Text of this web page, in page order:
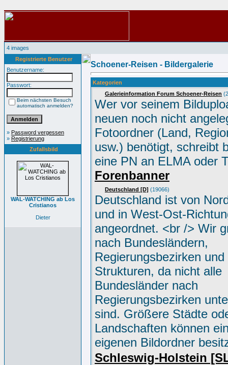
4 images
Registrierte Benutzer
Benutzername:
Passwort:
Beim nächsten Besuch
automatisch anmelden?
» Password vergessen
» Registrierung
Zufallsbild
WAL-WATCHING ab Los
Cristianos
Dieter
Schoener-Reisen - Bildergalerie
Kategorien
Galerieinformation Forum Schoener-Reisen
Wer vor seinem
neuen noch nicht
Fotoordner (Land,
usw.) benötigt, schreibt
eine PN an ELMA oder
Forenbanner
Deutschland [D] (19066)
Deutschland ist von
und in West-Ost-
angeordnet. <br /> Wir
nach Bundesländern,
Regierungsbezirken
Strukturen, da nicht alle
Bundesländer nach
Regierungsbezirken
sind. Größere Städte
Landschaften können
eigenen Bildordner
Schleswig-Holstein